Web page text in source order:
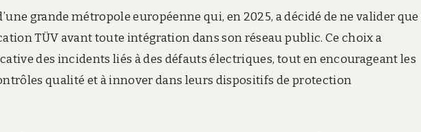
grande métropole européenne qui, en 2025, a décidé de ne valider que
TÜV avant toute intégration dans son réseau public. Ce choix a
des incidents liés à des défauts électriques, tout en encourageant les
qualité et à innover dans leurs dispositifs de protection